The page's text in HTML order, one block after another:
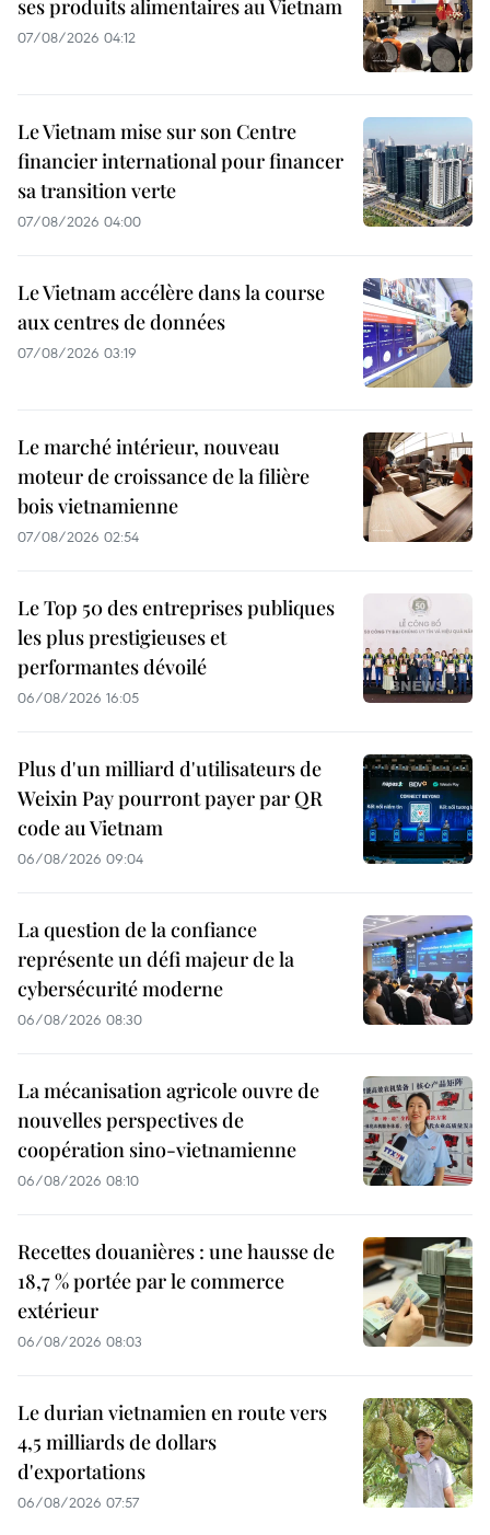
ses produits alimentaires au Vietnam
07/08/2026 04:12
Le Vietnam mise sur son Centre
financier international pour financer
sa transition verte
07/08/2026 04:00
Le Vietnam accélère dans la course
aux centres de données
07/08/2026 03:19
Le marché intérieur, nouveau
moteur de croissance de la filière
bois vietnamienne
07/08/2026 02:54
Le Top 50 des entreprises publiques
les plus prestigieuses et
performantes dévoilé
06/08/2026 16:05
Plus d'un milliard d'utilisateurs de
Weixin Pay pourront payer par QR
code au Vietnam
06/08/2026 09:04
La question de la confiance
représente un défi majeur de la
cybersécurité moderne
06/08/2026 08:30
La mécanisation agricole ouvre de
nouvelles perspectives de
coopération sino-vietnamienne
06/08/2026 08:10
Recettes douanières : une hausse de
18,7 % portée par le commerce
extérieur
06/08/2026 08:03
Le durian vietnamien en route vers
4,5 milliards de dollars
d'exportations
06/08/2026 07:57